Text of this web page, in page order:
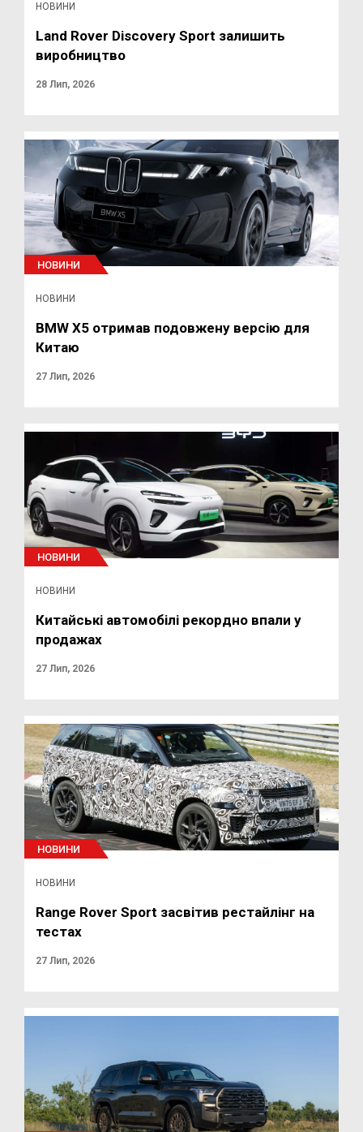
НОВИНИ
Land Rover Discovery Sport залишить
виробництво
28 Лип, 2026
НОВИНИ
НОВИНИ
BMW X5 отримав подовжену версію для
Китаю
27 Лип, 2026
НОВИНИ
НОВИНИ
Китайські автомобілі рекордно впали у
продажах
27 Лип, 2026
НОВИНИ
НОВИНИ
Range Rover Sport засвітив рестайлінг на
тестах
27 Лип, 2026